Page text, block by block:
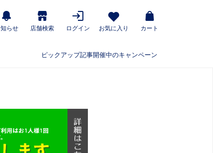
らせ 店舗検索 ログイン お気に入り カート
ピックアップ記事開催中のキャンペーン